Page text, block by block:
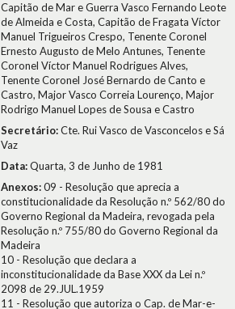
Capitão de Mar e Guerra Vasco Fernando Leote
de Almeida e Costa, Capitão de Fragata Víctor
Manuel Trigueiros Crespo, Tenente Coronel
Ernesto Augusto de Melo Antunes, Tenente
Coronel Víctor Manuel Rodrigues Alves,
Tenente Coronel José Bernardo de Canto e
Castro, Major Vasco Correia Lourenço, Major
Rodrigo Manuel Lopes de Sousa e Castro
Secretário:Cte. Rui Vasco de Vasconcelos e Sá
Vaz
Data:Quarta, 3 de Junho de 1981
Anexos:09 - Resolução que aprecia a
constitucionalidade da Resolução n.º 562/80 do
Governo Regional da Madeira, revogada pela
Resolução n.º 755/80 do Governo Regional da
Madeira
10 - Resolução que declara a
inconstitucionalidade da Base XXX da Lei n.º
2098 de 29.JUL.1959
11 - Resolução que autoriza o Cap. de Mar-e-